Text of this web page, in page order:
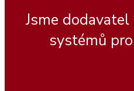
Jsme
systémů